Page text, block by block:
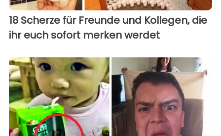
18 Scherze für Freunde und Kollegen, die
ihr euch sofort merken werdet